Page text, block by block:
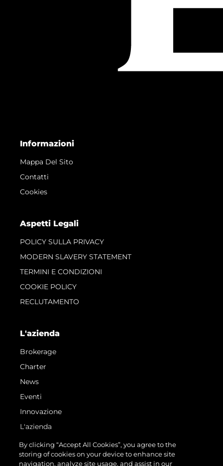
Informazioni
Mappa Del Sito
Contatti
Cookies
Aspetti Legali
POLICY SULLA PRIVACY
MODERN SLAVERY STATEMENT
TERMINI E CONDIZIONI
COOKIE POLICY
RECLUTAMENTO
L'azienda
Brokerage
Charter
News
Eventi
Innovazione
L'azienda
Il Team
Lifestyle
By clicking “Accept All Cookies”, you agree to the
storing of cookies on your device to enhance site
navigation, analyze site usage, and assist in our